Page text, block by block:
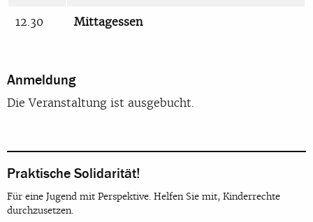
12.30
Mittagessen
Anmeldung
Die Veranstaltung ist ausgebucht.
Praktische Solidarität!
Für eine Jugend mit Perspektive. Helfen Sie mit, Kinderrechte
durchzusetzen.